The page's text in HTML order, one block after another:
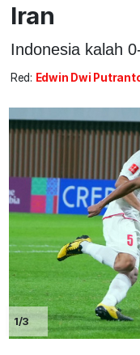
Iran
Indonesia kalah
Red: Edwin Dwi
1/3